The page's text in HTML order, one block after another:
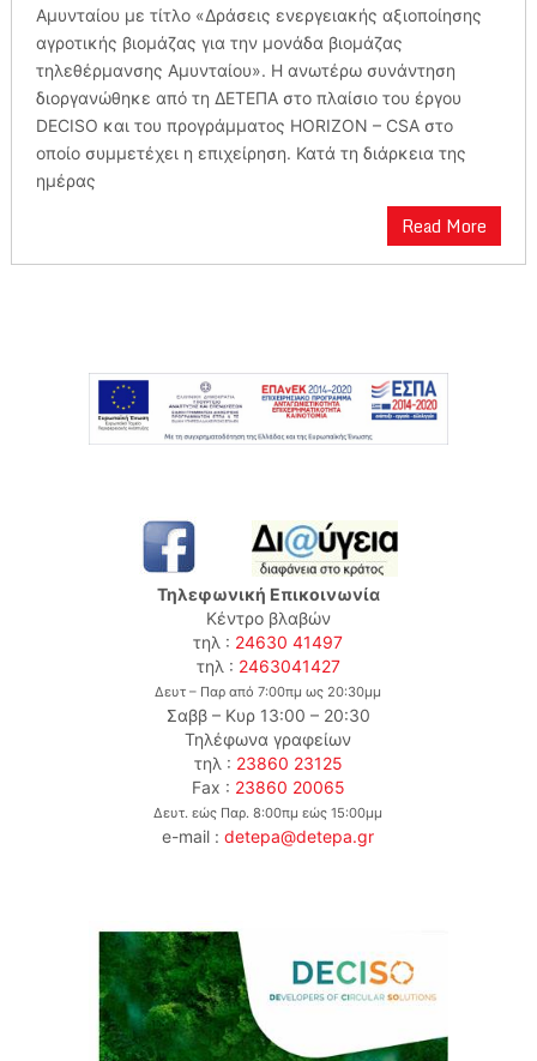
Αμυνταίου με τίτλο «Δράσεις ενεργειακής αξιοποίησης
αγροτικής βιομάζας για την μονάδα βιομάζας
τηλεθέρμανσης Αμυνταίου». Η ανωτέρω συνάντηση
διοργανώθηκε από τη ΔΕΤΕΠΑ στο πλαίσιο του έργου
DECISO και του προγράμματος HORIZON – CSA στο
οποίο συμμετέχει η επιχείρηση. Κατά τη διάρκεια της
ημέρας
Read More
Τηλεφωνική Επικοινωνία
Κέντρο βλαβών
τηλ : 24630 41497
τηλ : 2463041427
Δευτ – Παρ από 7:00πμ ως 20:30μμ
Σαββ – Κυρ 13:00 – 20:30
Τηλέφωνα γραφείων
τηλ : 23860 23125
Fax : 23860 20065
Δευτ. εώς Παρ. 8:00πμ εώς 15:00μμ
e-mail :detepa@detepa.gr